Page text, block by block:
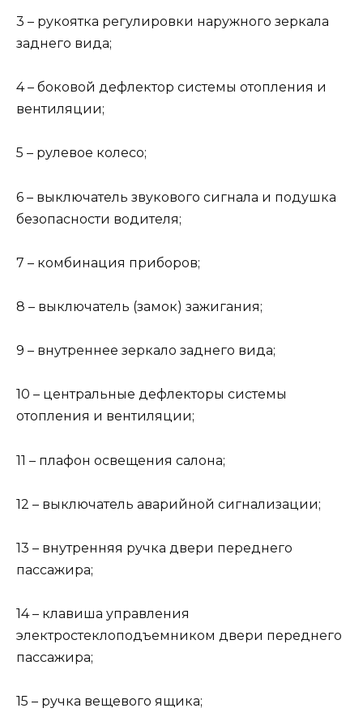
3 – рукоятка регулировки наружного зеркала
заднего вида;
4 – боковой дефлектор системы отопления и
вентиляции;
5 – рулевое колесо;
6 – выключатель звукового сигнала и подушка
безопасности водителя;
7 – комбинация приборов;
8 – выключатель (замок) зажигания;
9 – внутреннее зеркало заднего вида;
10 – центральные дефлекторы системы
отопления и вентиляции;
11 – плафон освещения салона;
12 – выключатель аварийной сигнализации;
13 – внутренняя ручка двери переднего
пассажира;
14 – клавиша управления
электростеклоподъемником двери переднего
пассажира;
15 – ручка вещевого ящика;